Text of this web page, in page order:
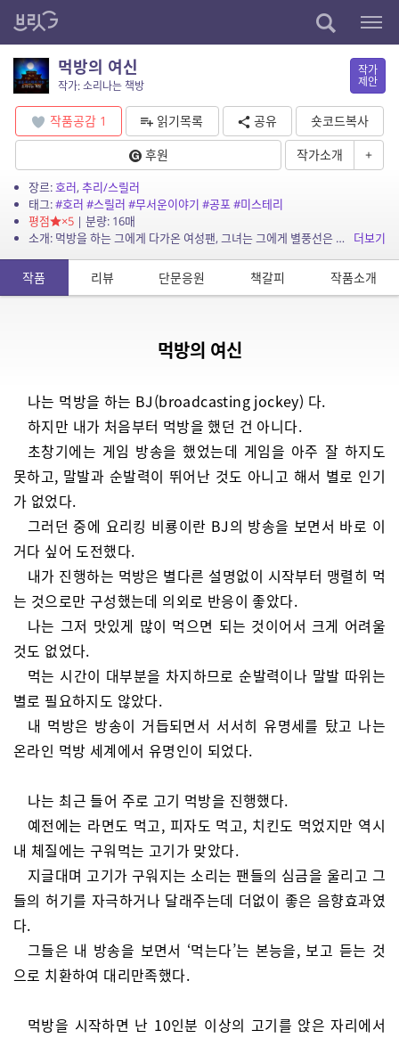
먹방의 여신
작가: 소리나는 책방
작가
제안
작품공감 1 읽기목록 공유
숏코드복사
후원
작가소개 +
장르:호러,추리/스릴러
태그:#호러 #스릴러 #무서운이야기 #공포#미스테리
평점
×5| 분량: 16매
소개: 먹방을 하는 그에게 다가온 여성팬, 그녀는 그에게 별풍선은 물론 고기까지 보내주는 정성을 쏟는데…
더보기
작품 리뷰 단문응원 책갈피 작품소개
먹방의 여신
나는 먹방을 하는 BJ(broadcasting jockey) 다.
하지만 내가 처음부터 먹방을 했던 건 아니다.
초창기에는 게임 방송을 했었는데 게임을 아주 잘 하지도
못하고, 말발과 순발력이 뛰어난 것도 아니고 해서 별로 인기
가 없었다.
그러던 중에 요리킹 비룡이란 BJ의 방송을 보면서 바로 이
거다 싶어 도전했다.
내가 진행하는 먹방은 별다른 설명없이 시작부터 맹렬히 먹
는 것으로만 구성했는데 의외로 반응이 좋았다.
나는 그저 맛있게 많이 먹으면 되는 것이어서 크게 어려울
것도 없었다.
먹는 시간이 대부분을 차지하므로 순발력이나 말발 따위는
별로 필요하지도 않았다.
내 먹방은 방송이 거듭되면서 서서히 유명세를 탔고 나는
온라인 먹방 세계에서 유명인이 되었다.
나는 최근 들어 주로 고기 먹방을 진행했다.
예전에는 라면도 먹고, 피자도 먹고, 치킨도 먹었지만 역시
내 체질에는 구워먹는 고기가 맞았다.
지글대며 고기가 구워지는 소리는 팬들의 심금을 울리고 그
들의 허기를 자극하거나 달래주는데 더없이 좋은 음향효과였
다.
그들은 내 방송을 보면서 ‘먹는다’는 본능을, 보고 듣는 것
으로 치환하여 대리만족했다.
먹방을 시작하면 난 10인분 이상의 고기를 앉은 자리에서